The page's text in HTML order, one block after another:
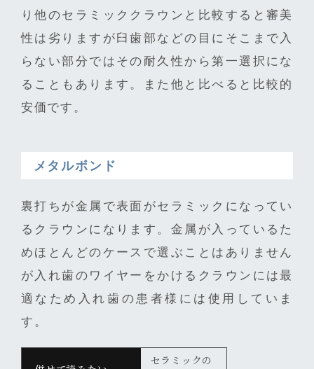
り他のセラミッククラウンと比較すると審美
性は劣りますが臼歯部などの目にそこまで入
らない部分ではその耐久性から第一選択にな
ることもあります。また他と比べると比較的
安価です。
メタルボンド
裏打ちが金属で表面がセラミックになってい
るクラウンになります。金属が入っているた
めほとんどのケースで選ぶことはありません
が入れ歯のワイヤーをかけるクラウンには最
適なため入れ歯の患者様には使用していま
す。
セラミックの